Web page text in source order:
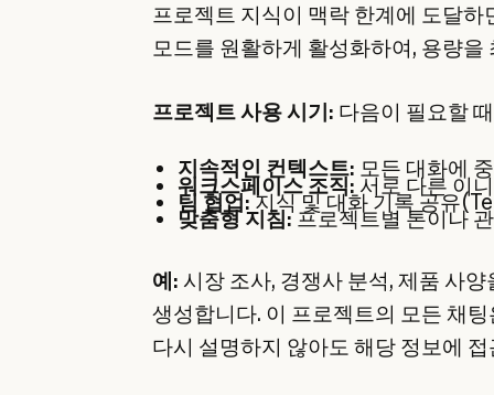
프로젝트 지식이 맥락 한계에 도달
모드를 원활하게 활성화하여, 용량을
프로젝트 사용 시기: 다음이 필요할
지속적인 컨텍스트: 모든 대화에
워크스페이스 조직: 서로 다른 이
팀 협업:지식 및 대화 기록 공유
맞춤형 지침:프로젝트별 톤이나
예: 시장 조사, 경쟁사 분석, 제품 사
생성합니다. 이 프로젝트의 모든 채
다시 설명하지 않아도 해당 정보에